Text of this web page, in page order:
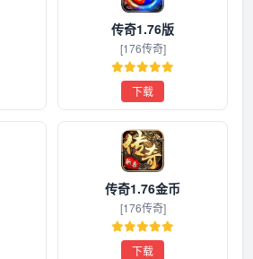
传奇1.76版
[176传奇]
下载
传奇1.76金币
[176传奇]
下载